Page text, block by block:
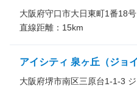
大阪府守口市大日東町1番18
直線距離： 15km
アイシティ 泉ヶ丘（ジョ
大阪府堺市南区三原台1-1-3